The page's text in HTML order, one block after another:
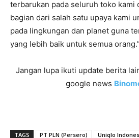
terbarukan pada seluruh toko kami
bagian dari salah satu upaya kami
pada lingkungan dan planet guna
yang lebih baik untuk semua
Jangan lupa ikuti update berita
google news
TAGS PT PLN (Persero) Uniqlo